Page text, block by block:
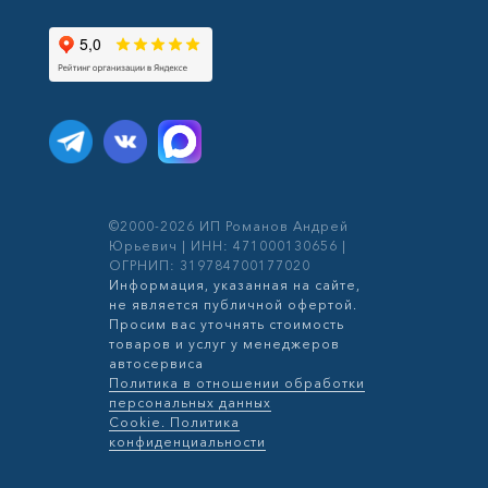
©2000-2026 ИП Романов Андрей
Юрьевич | ИНН: 471000130656 |
ОГРНИП: 319784700177020
Информация, указанная на сайте,
не является публичной офертой.
Просим вас уточнять стоимость
товаров и услуг у менеджеров
автосервиса
Политика в отношении обработки
персональных данных
Cookie. Политика
конфиденциальности